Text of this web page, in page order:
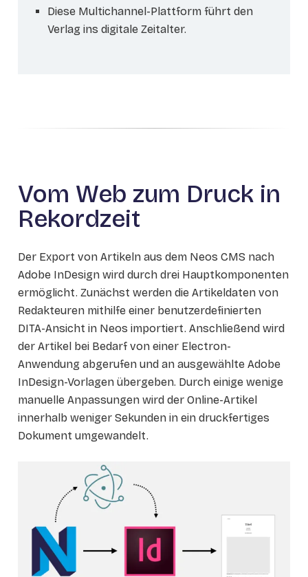
Diese Multichannel-Plattform führt den
Verlag ins digitale Zeitalter.
Vom Web zum Druck in
Rekordzeit
Der Export von Artikeln aus dem Neos CMS nach
Adobe InDesign wird durch drei Hauptkomponenten
ermöglicht. Zunächst werden die Artikeldaten von
Redakteuren mithilfe einer benutzerdefinierten
DITA-Ansicht in Neos importiert. Anschließend wird
der Artikel bei Bedarf von einer Electron-
Anwendung abgerufen und an ausgewählte Adobe
InDesign-Vorlagen übergeben. Durch einige wenige
manuelle Anpassungen wird der Online-Artikel
innerhalb weniger Sekunden in ein druckfertiges
Dokument umgewandelt.